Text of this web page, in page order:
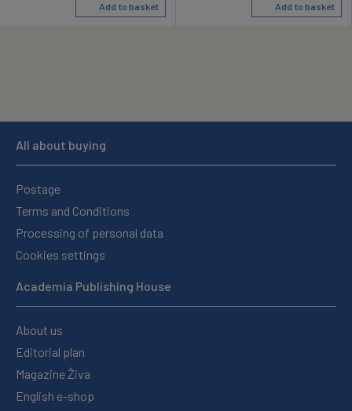
Add to basket Add to basket
All about buying
Postage
Terms and Conditions
Processing of personal data
Cookies settings
Academia Publishing House
About us
Editorial plan
Magazine Živa
English e-shop